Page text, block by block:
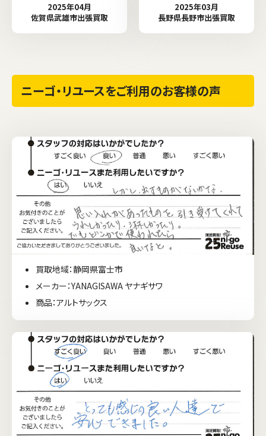
2025年04月
佐賀県武雄市出張買取
2025年03月
長野県長野市出張買取
ニーゴ・リユースをご利用のお客様の声
買取地域：静岡県富士市
メーカー：YANAGISAWA ヤナギサワ
商品：アルトサックス